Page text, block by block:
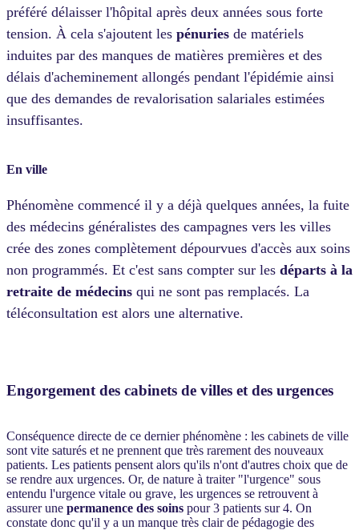
préféré délaisser l'hôpital après deux années sous forte
tension. À cela s'ajoutent les pénuries de matériels
induites par des manques de matières premières et des
délais d'acheminement allongés pendant l'épidémie ainsi
que des demandes de revalorisation salariales estimées
insuffisantes.
En ville
Phénomène commencé il y a déjà quelques années, la fuite
des médecins généralistes des campagnes vers les villes
crée des zones complètement dépourvues d'accès aux soins
non programmés. Et c'est sans compter sur les départs à la
retraite de médecins qui ne sont pas remplacés. La
téléconsultation est alors une alternative.
Engorgement des cabinets de villes et des urgences
Conséquence directe de ce dernier phénomène : les cabinets de ville
sont vite saturés et ne prennent que très rarement des nouveaux
patients. Les patients pensent alors qu'ils n'ont d'autres choix que de
se rendre aux urgences. Or, de nature à traiter "l'urgence" sous
entendu l'urgence vitale ou grave, les urgences se retrouvent à
assurer une permanence des soins pour 3 patients sur 4. On
constate donc qu'il y a un manque très clair de pédagogie des